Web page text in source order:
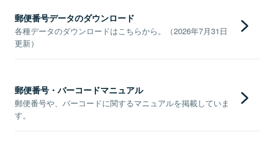
郵便番号データのダウンロード
各種データのダウンロードはこちらから。（2026年7月31日
更新）
郵便番号・バーコードマニュアル
郵便番号や、バーコードに関するマニュアルを掲載していま
す。